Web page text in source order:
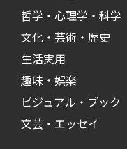
哲学・心理学・科学
文化・芸術・歴史
生活実用
趣味・娯楽
ビジュアル・ブック
文芸・エッセイ